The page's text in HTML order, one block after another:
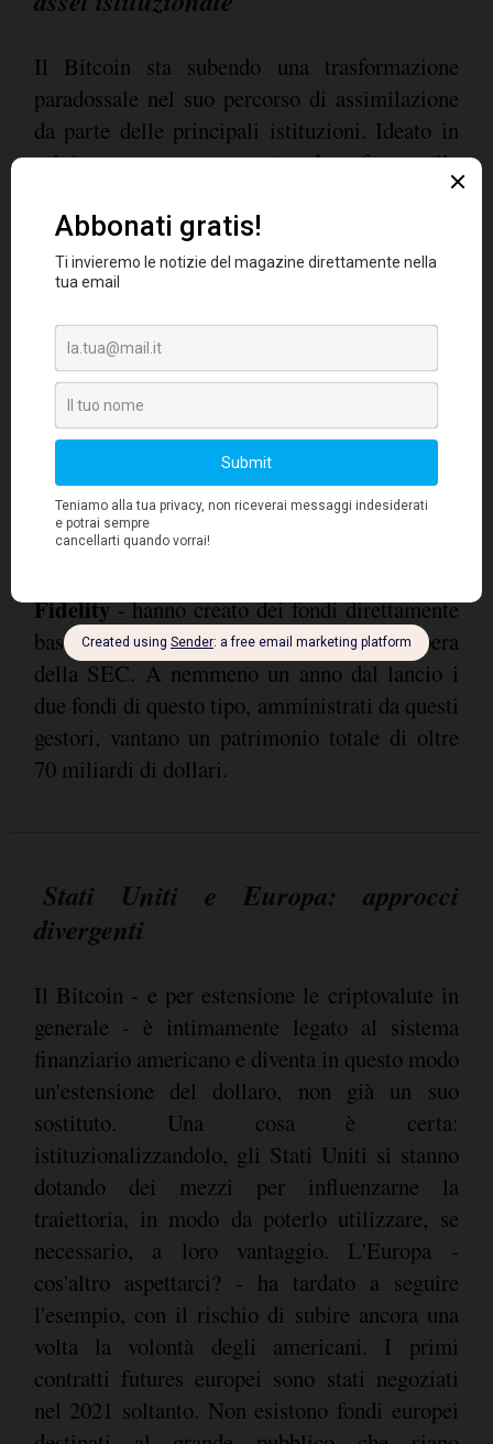
Il Bitcoin sta subendo una trasformazione
paradossale nel suo percorso di assimilazione
da parte delle principali istituzioni. Ideato in
origine come una moneta che sfugge alle
istituzioni nazionali e alle banche centrali,
vituperate dal libertarioFriedrich Hayek
ne fu lontano ispiratore, sta diventando un po'
per volta un asset intrinsecamente legato alle
principali istituzioni americane, a loro volta
soggette a una stretta regolamentazione.
Le principali borse statunitensi, tra cui il
Chicago Mercantile Exchange
Chicago
Board Options Exchange, presero posizione
nel 2017 creando derivati sul Bitcoin,
ampiamente utilizzati oggi. Le maggiori case
di gestione patrimoniale del mondo -
Fidelity- hanno creato dei fondi direttamente
basati sul Bitcoin subito dopo il via libera
della SEC. A nemmeno un anno dal lancio i
due fondi di questo tipo, amministrati da questi
gestori, vantano un patrimonio totale di oltre
70 miliardi di dollari.
Stati Uniti e Europa: approcci
divergenti
Il Bitcoin - e per estensione le criptovalute in
generale - è intimamente legato al sistema
finanziario americano e diventa in questo modo
un'estensione del dollaro, non già un suo
sostituto. Una cosa è certa:
istituzionalizzandolo, gli Stati Uniti si stanno
dotando dei mezzi per influenzarne la
traiettoria, in modo da poterlo utilizzare, se
necessario, a loro vantaggio. L'Europa -
cos'altro aspettarci? - ha tardato a seguire
l'esempio, con il rischio di subire ancora una
volta la volontà degli americani. I primi
contratti futures europei sono stati negoziati
nel 2021 soltanto. Non esistono fondi europei